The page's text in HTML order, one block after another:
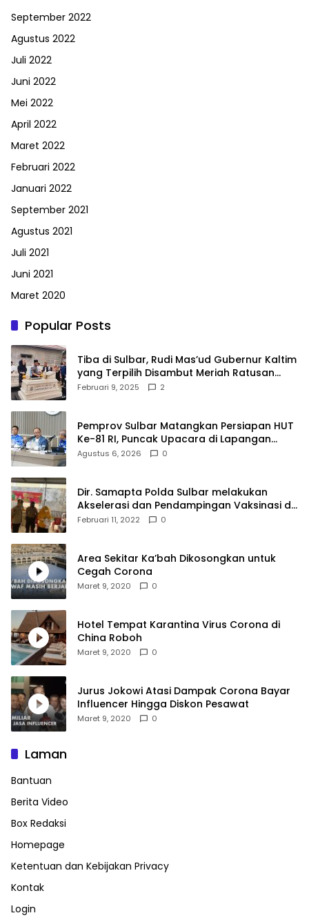
September 2022
Agustus 2022
Juli 2022
Juni 2022
Mei 2022
April 2022
Maret 2022
Februari 2022
Januari 2022
September 2021
Agustus 2021
Juli 2021
Juni 2021
Maret 2020
Popular Posts
Tiba di Sulbar, Rudi Mas’ud Gubernur Kaltim
yang Terpilih Disambut Meriah Ratusan
Masyarakat
Februari 9, 2025 2
Pemprov Sulbar Matangkan Persiapan HUT
Ke-81 RI, Puncak Upacara di Lapangan
Ahmad Kirang
Agustus 6, 2026 0
Dir. Samapta Polda Sulbar melakukan
Akselerasi dan Pendampingan Vaksinasi di
SDN 001 Polewali
Februari 11, 2022 0
Area Sekitar Ka’bah Dikosongkan untuk
Cegah Corona
Maret 9, 2020 0
Hotel Tempat Karantina Virus Corona di
China Roboh
Maret 9, 2020 0
Jurus Jokowi Atasi Dampak Corona Bayar
Influencer Hingga Diskon Pesawat
Maret 9, 2020 0
Laman
Bantuan
Berita Video
Box Redaksi
Homepage
Ketentuan dan Kebijakan Privacy
Kontak
Login